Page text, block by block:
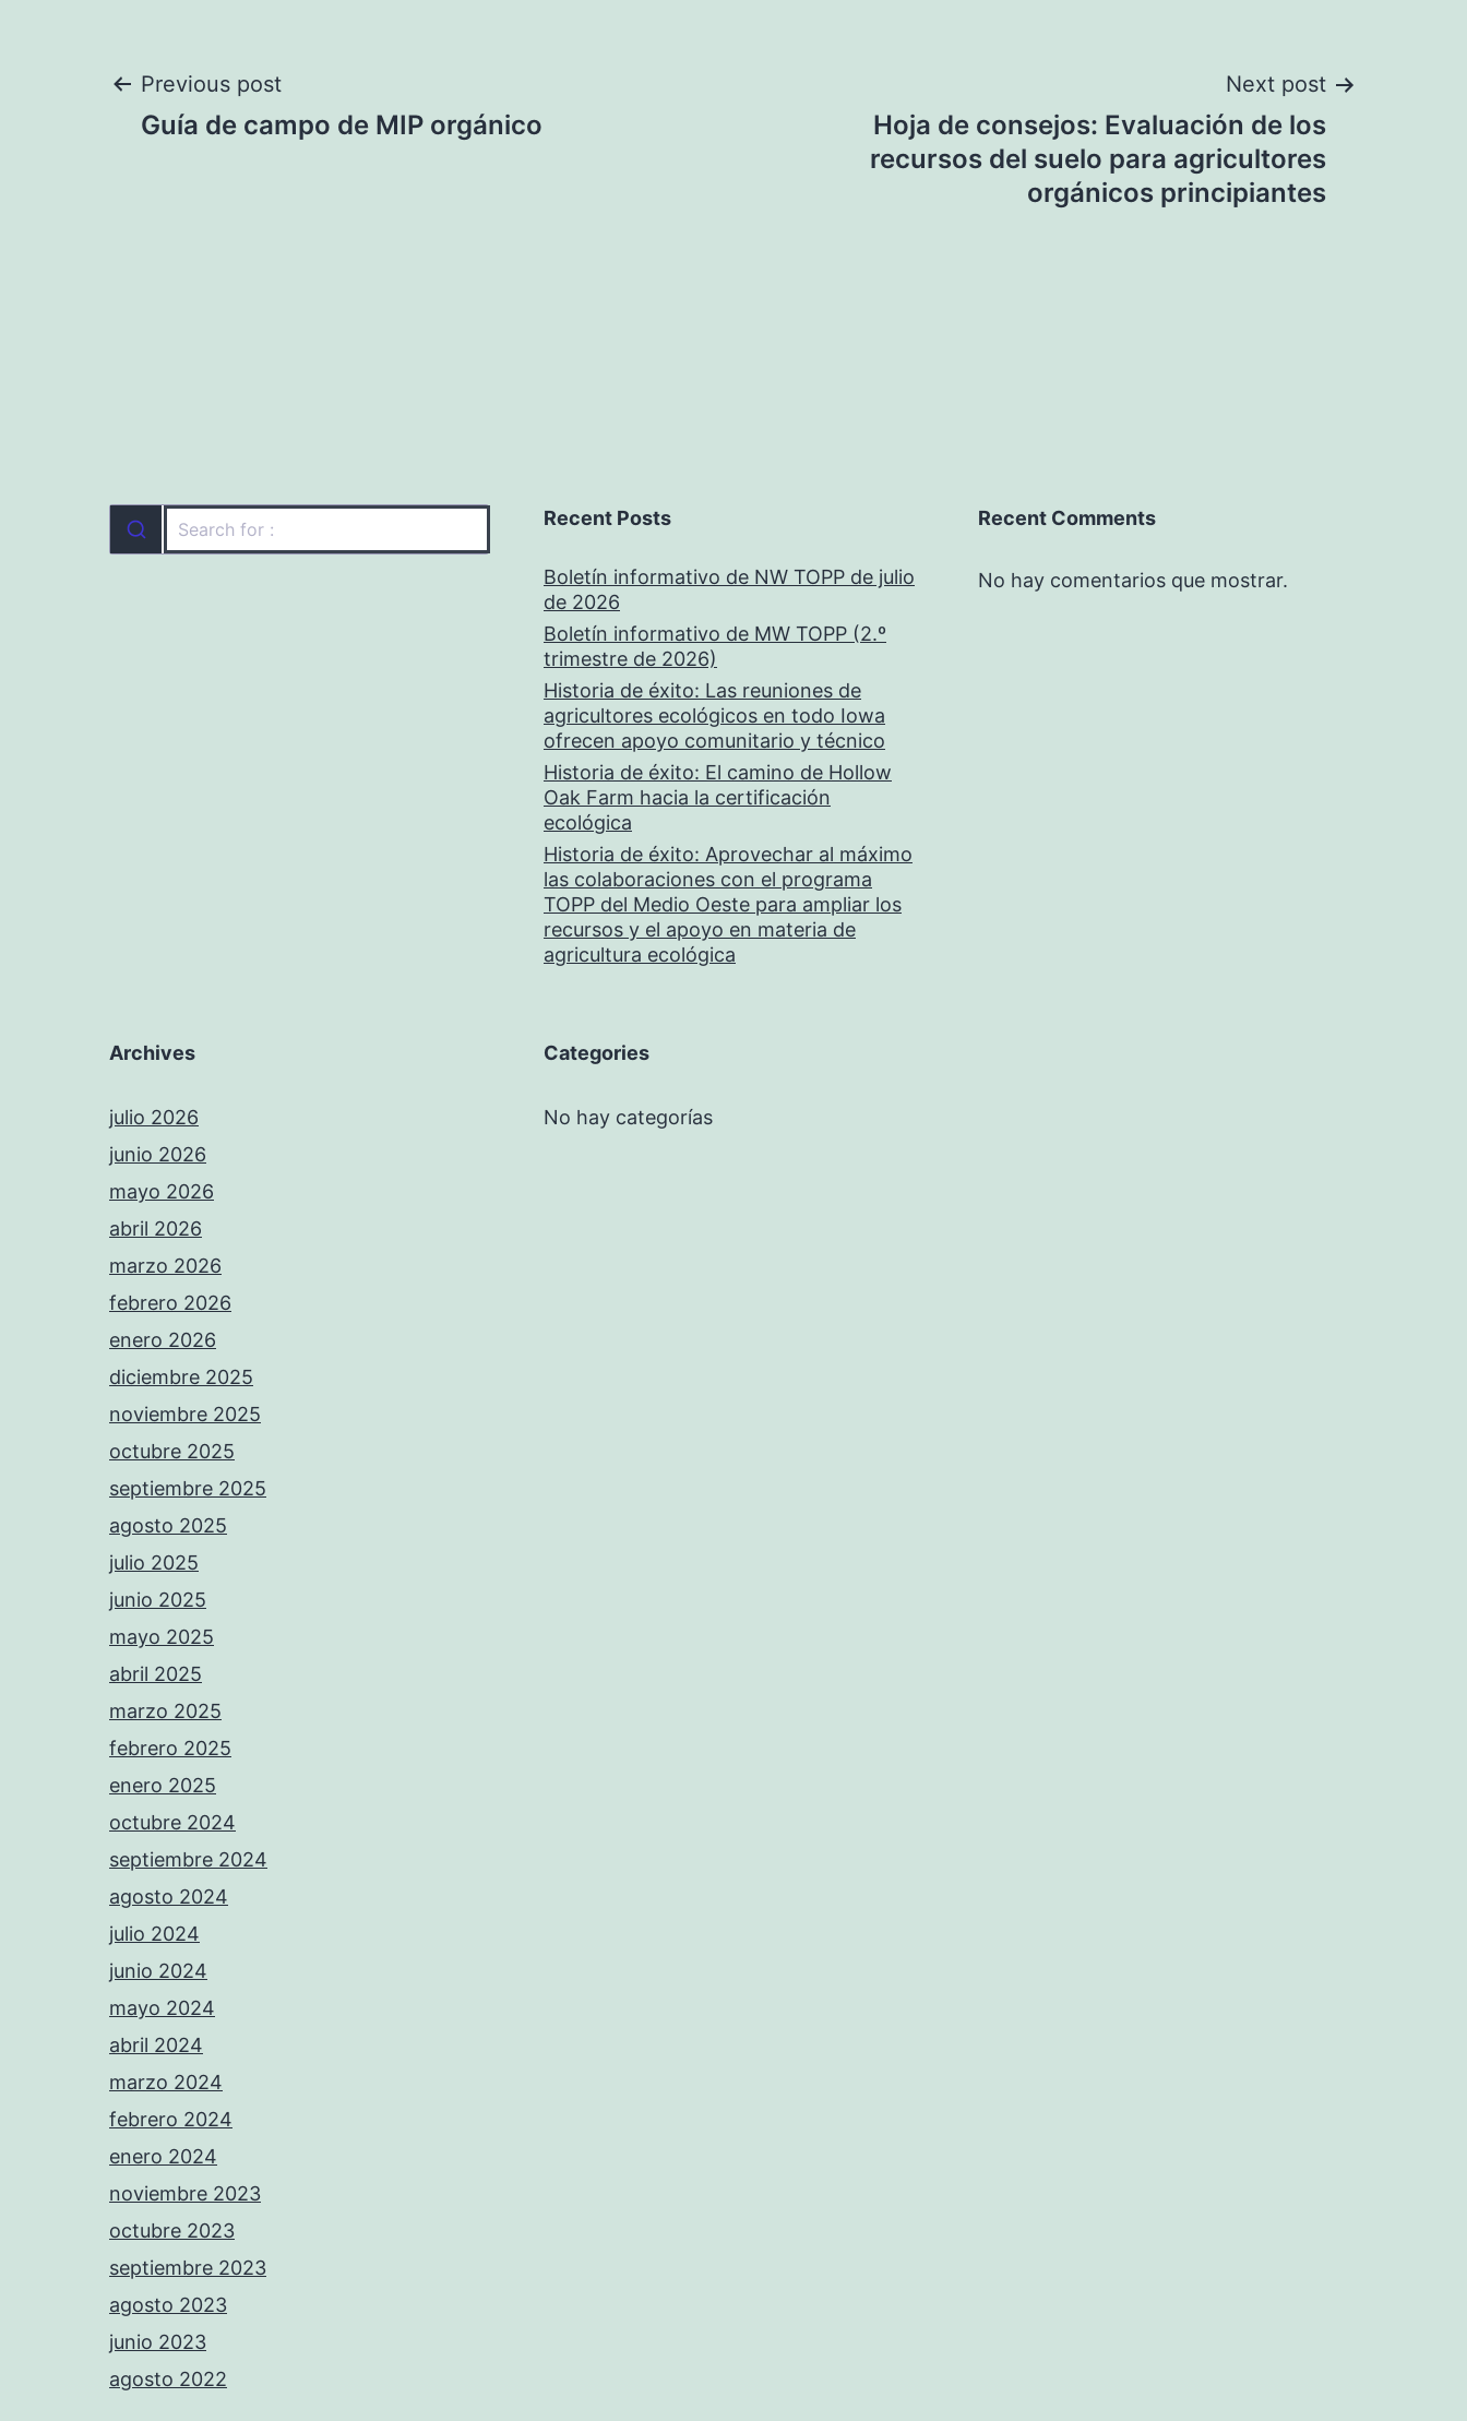
Navegación
Previous post
Guía de campo de MIP orgánico
Next post
Hoja de consejos: Evaluación de los
recursos del suelo para agricultores
orgánicos principiantes
Recent Posts
Boletín informativo de NW TOPP de julio
de 2026
Boletín informativo de MW TOPP (2.º
trimestre de 2026)
Historia de éxito: Las reuniones de
agricultores ecológicos en todo Iowa
ofrecen apoyo comunitario y técnico
Historia de éxito: El camino de Hollow
Oak Farm hacia la certificación
ecológica
Historia de éxito: Aprovechar al máximo
las colaboraciones con el programa
TOPP del Medio Oeste para ampliar los
recursos y el apoyo en materia de
agricultura ecológica
Recent Comments
No hay comentarios que mostrar.
Archives
julio 2026
junio 2026
mayo 2026
abril 2026
marzo 2026
febrero 2026
enero 2026
diciembre 2025
noviembre 2025
octubre 2025
septiembre 2025
agosto 2025
julio 2025
junio 2025
mayo 2025
abril 2025
marzo 2025
febrero 2025
enero 2025
octubre 2024
septiembre 2024
agosto 2024
julio 2024
junio 2024
mayo 2024
abril 2024
marzo 2024
febrero 2024
enero 2024
noviembre 2023
octubre 2023
septiembre 2023
agosto 2023
junio 2023
agosto 2022
Categories
No hay categorías